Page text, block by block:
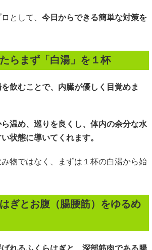
として、 今日からできる簡単な対策を
らまず「白湯」を１杯
飲むことで、内臓が優しく目覚めま
温め、巡りを良くし、体内の余分な水
状態に導いてくれます。
物ではなく、まずは１杯の白湯から始
はぎとお腹（腸腰筋）をゆるめ
ばれるふくらはぎと、深部筋肉である腸